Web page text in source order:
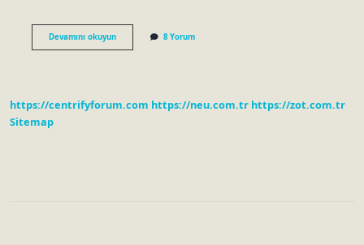
Devamını okuyunPolikistik
Olanlar
8 Yorum
https://centrifyforum.com https://neu.com.tr https://zot.com.tr
Sitemap